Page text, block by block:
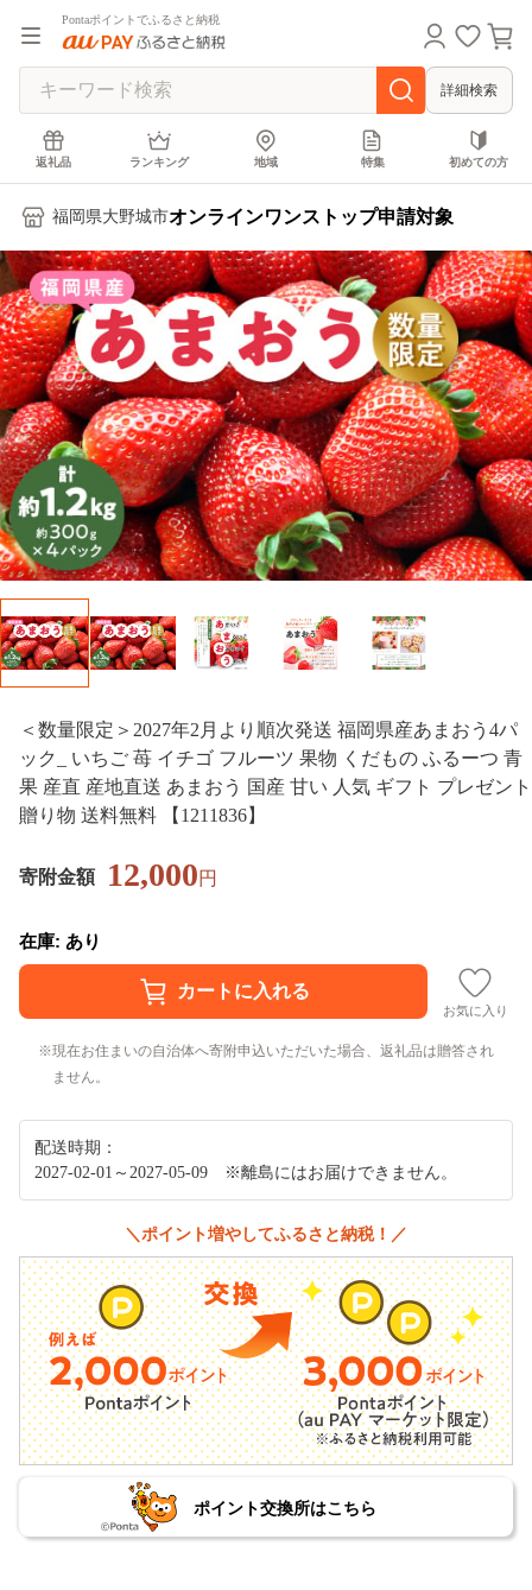
Pontaポイントでふるさと納税
詳細検索
返礼品 ランキング 地域 特集 初めての方
福岡県大野城市オンラインワンストップ申請対象
＜数量限定＞2027年2月より順次発送 福岡県産あまおう4パ
ック_ いちご 苺 イチゴ フルーツ 果物 くだもの ふるーつ 青
果 産直 産地直送 あまおう 国産 甘い 人気 ギフト プレゼント
贈り物 送料無料 【1211836】
寄附金額 12,000円
在庫: あり
お気に入り
現在お住まいの自治体へ寄附申込いただいた場合、返礼品は贈答され
ません。
配送時期：
2027-02-01～2027-05-09 ※離島にはお届けできません。
＼ポイント増やしてふるさと納税！／
ポイント交換所はこちら